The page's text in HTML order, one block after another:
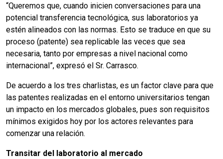
“Queremos que, cuando inicien conversaciones para una
potencial transferencia tecnológica, sus laboratorios ya
estén alineados con las normas. Esto se traduce en que su
proceso (patente) sea replicable las veces que sea
necesaria, tanto por empresas a nivel nacional como
internacional”, expresó el Sr. Carrasco.
De acuerdo a los tres charlistas, es un factor clave para que
las patentes realizadas en el entorno universitarios tengan
un impacto en los mercados globales, pues son requisitos
mínimos exigidos hoy por los actores relevantes para
comenzar una relación.
Transitar del laboratorio al mercado